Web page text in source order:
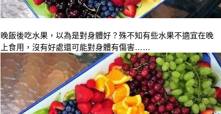
晚飯後吃水果，以為是對身體好？殊不知有些水果不適宜在晚
上食用，沒有好處還可能對身體有傷害……